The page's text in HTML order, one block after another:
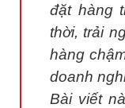
đặt hàng
thời, trải
hàng
doanh
Bài viết